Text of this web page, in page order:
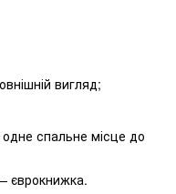
вигляд;
спальне місце до
єврокнижка.